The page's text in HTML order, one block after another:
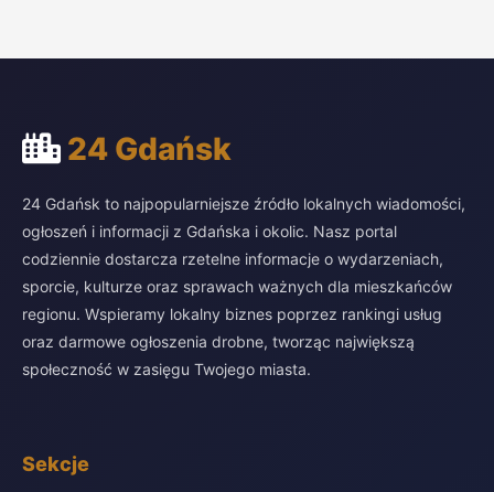
24 Gdańsk
24 Gdańsk to najpopularniejsze źródło lokalnych wiadomości,
ogłoszeń i informacji z Gdańska i okolic. Nasz portal
codziennie dostarcza rzetelne informacje o wydarzeniach,
sporcie, kulturze oraz sprawach ważnych dla mieszkańców
regionu. Wspieramy lokalny biznes poprzez rankingi usług
oraz darmowe ogłoszenia drobne, tworząc największą
społeczność w zasięgu Twojego miasta.
Sekcje